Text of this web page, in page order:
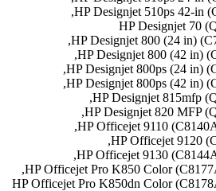
HP Designjet 510ps 42-in
HP Designjet 70
HP Designjet 800 (42 in)
HP Designjet 800ps (24 in)
HP Designjet 800ps (42 in)
HP Designjet 815mfp
HP Designjet 820 MFP
HP Officejet 9110
HP Officejet 9120
HP Officejet 9130
HP Officejet Pro K850 Color
HP Officejet Pro K850dn Color